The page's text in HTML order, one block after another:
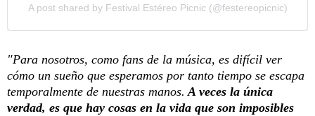
A post shared by Festival Estéreo Picnic (@festereopicnic)
"Para nosotros, como fans de la música, es difícil ver
cómo un sueño que esperamos por tanto tiempo se escapa
temporalmente de nuestras manos. A veces la única
verdad, es que hay cosas en la vida que son imposibles